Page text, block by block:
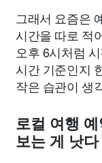
그래서 요즘은
시간을 따로 적
오후 6시처럼
시간 기준인지
작은 습관이 생
로컬 여행
보는 게 낫다